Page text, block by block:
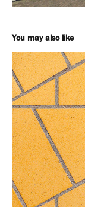
You may also like